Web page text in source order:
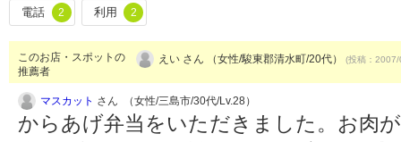
電話 2 利用 2
このお店・スポットの
推薦者
えい さん （女性/駿東郡清水町/20代） (投稿：
マスカット さん （女性/三島市/30代/Lv.28）
からあげ弁当をいただきました。お肉